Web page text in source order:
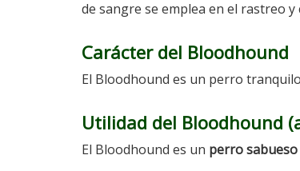
de sangre se emplea en el rastreo
Carácter del Bloodhound
El Bloodhound es un perro
Utilidad del Bloodhound
El Bloodhound es un perro